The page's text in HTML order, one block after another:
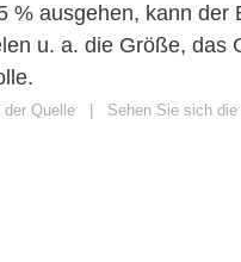
% ausgehen, kann
u. a. die Größe, das
Quelle Sehen Sie sich